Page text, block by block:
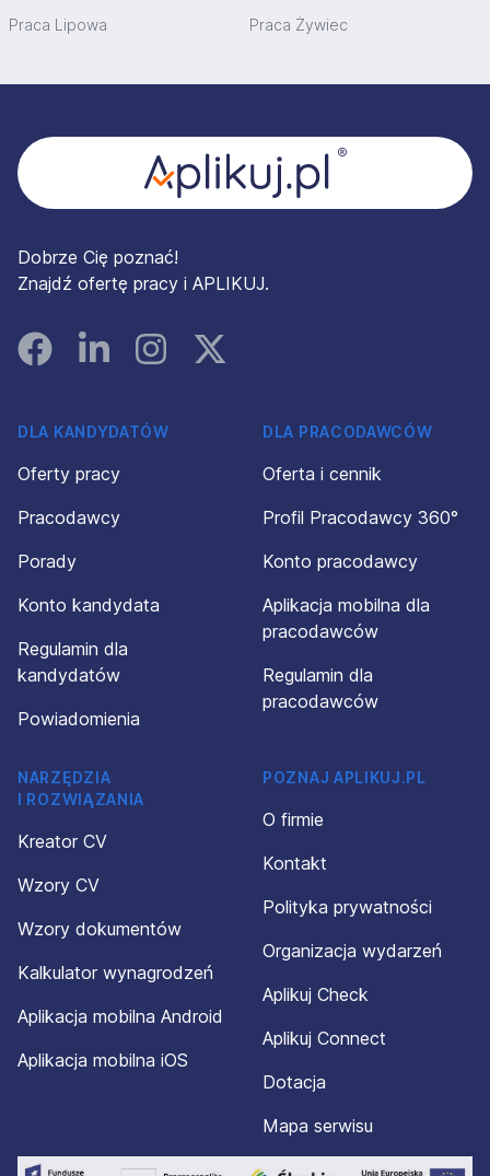
Praca Lipowa Praca Żywiec
Dobrze Cię poznać!
Znajdź ofertę pracy i APLIKUJ.
FacebookLinked InInstagramInstagram
DLA KANDYDATÓW
Oferty pracy
Pracodawcy
Porady
Konto kandydata
Regulamin dla
kandydatów
Powiadomienia
DLA PRACODAWCÓW
Oferta i cennik
Profil Pracodawcy 360°
Konto pracodawcy
Aplikacja mobilna dla
pracodawców
Regulamin dla
pracodawców
NARZĘDZIA
I ROZWIĄZANIA
Kreator CV
Wzory CV
Wzory dokumentów
Kalkulator wynagrodzeń
Aplikacja mobilna Android
Aplikacja mobilna iOS
POZNAJ APLIKUJ.PL
O firmie
Kontakt
Polityka prywatności
Organizacja wydarzeń
Aplikuj Check
Aplikuj Connect
Dotacja
Mapa serwisu